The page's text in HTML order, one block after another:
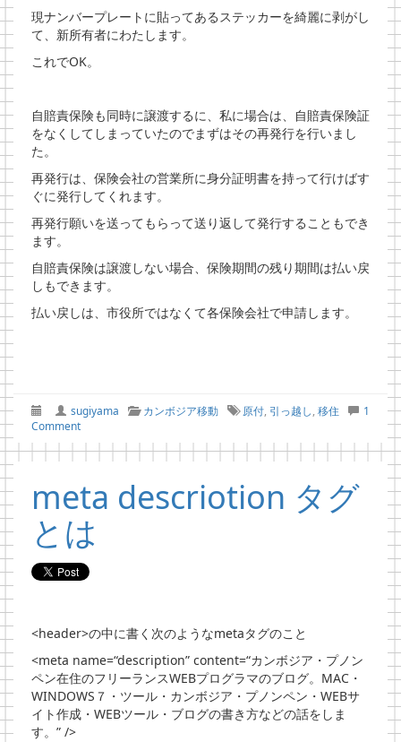
現ナンバープレートに貼ってあるステッカーを綺麗に剥がし
て、新所有者にわたします。
これでOK。
自賠責保険も同時に譲渡するに、私に場合は、自賠責保険証
をなくしてしまっていたのでまずはその再発行を行いまし
た。
再発行は、保険会社の営業所に身分証明書を持って行けばす
ぐに発行してくれます。
再発行願いを送ってもらって送り返して発行することもでき
ます。
自賠責保険は譲渡しない場合、保険期間の残り期間は払い戻
しもできます。
払い戻しは、市役所ではなくて各保険会社で申請します。
sugiyama カンボジア移動 原付, 引っ越し, 移住
1
Comment
meta descriotion タグ
とは
<header>の中に書く次のようなmetaタグのこと
<meta name=“description” content=“カンボジア・プノン
ペン在住のフリーランスWEBプログラマのブログ。MAC・
WINDOWS７・ツール・カンボジア・プノンペン・WEBサ
イト作成・WEBツール・ブログの書き方などの話をしま
す。” />